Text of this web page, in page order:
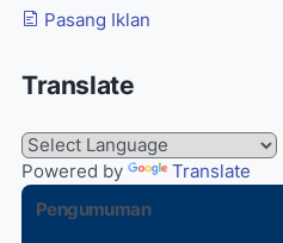
Pasang Iklan
Translate
Powered by
Translate
Pengumuman